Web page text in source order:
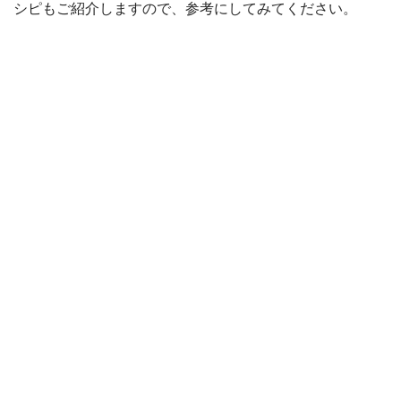
シピもご紹介しますので、参考にしてみてください。